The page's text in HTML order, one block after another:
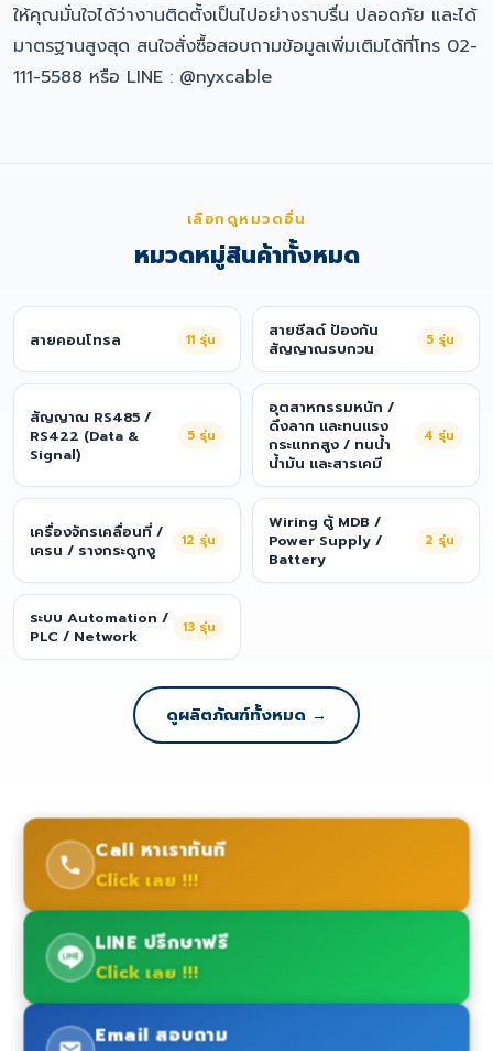
ให้คุณมั่นใจได้ว่างานติดตั้งเป็นไปอย่างราบรื่น ปลอดภัย และได้
มาตรฐานสูงสุด สนใจสั่งซื้อสอบถามข้อมูลเพิ่มเติมได้ที่โทร 02-
111-5588 หรือ LINE : @nyxcable
เลือกดูหมวดอื่น
หมวดหมู่สินค้าทั้งหมด
สายคอนโทรล 11 รุ่น
สายชีลด์ ป้องกัน
สัญญาณรบกวน
5 รุ่น
สัญญาณ RS485 /
RS422 (Data &
Signal)
5 รุ่น
อุตสาหกรรมหนัก /
ดึงลาก และทนแรง
กระแทกสูง / ทนน้ำ
น้ำมัน และสารเคมี
4 รุ่น
เครื่องจักรเคลื่อนที่ /
เครน / รางกระดูกงู
12 รุ่น
Wiring ตู้ MDB /
Power Supply /
Battery
2 รุ่น
ระบบ Automation /
PLC / Network
13 รุ่น
ดูผลิตภัณฑ์ทั้งหมด →
Call หาเราทันที
Click เลย !!!
LINE ปรึกษาฟรี
Click เลย !!!
Email สอบถาม